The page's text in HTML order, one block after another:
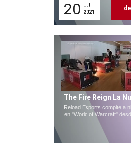
20 JUL.
2021
The Fire Reign La
Reload Esports compite a
en "World of Warcraft"